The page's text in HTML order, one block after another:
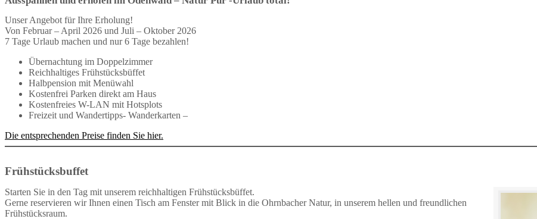
Unser Angebot für Ihre Erholung!
Von Februar – April 2026 und Juli – Oktober 2026
7 Tage Urlaub machen und nur 6 Tage bezahlen!
Übernachtung im Doppelzimmer
Reichhaltiges Frühstücksbüffet
Halbpension mit Menüwahl
Kostenfrei Parken direkt am Haus
Kostenfreies W-LAN mit Hotsplots
Freizeit und Wandertipps- Wanderkarten –
Die entsprechenden Preise finden Sie hier.
Frühstücksbuffet
Starten Sie in den Tag mit unserem reichhaltigen Frühstücksbüffet.
Gerne reservieren wir Ihnen einen Tisch am Fenster mit Blick in die Ohrnbacher Natur, in unserem hellen und freundlichen
Frühstücksraum.